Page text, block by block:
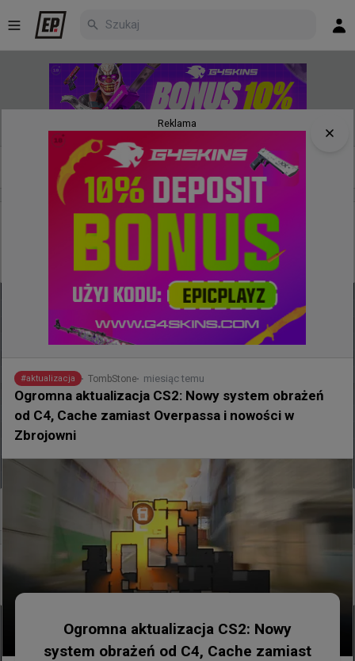
Nowe Najpopularniejsze Poczekalnia
kilka sekund temu
1win 0:2 BC.Game - Senzu wprowadził swoich
kolegów do fazy play-in kwalifikacji EWC
wojteq 14 minut temu
W Paryżu zdarzają się jednostronne spotkania...
Reklama
#aktualizacja TombStone miesiąc temu
Ogromna aktualizacja CS2: Nowy system obrażeń
od C4, Cache zamiast Overpassa i nowości w
Zbrojowni
Ogromna aktualizacja CS2: Nowy
system obrażeń od C4, Cache zamiast